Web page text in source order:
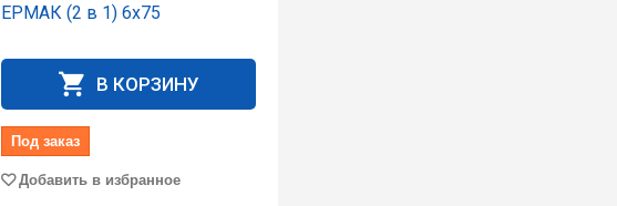
ЕРМАК (2 в 1) 6x75
В КОРЗИНУ
Под заказ
Добавить в избранное